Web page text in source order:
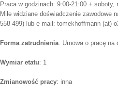
Praca w godzinach: 9:00-21:00 + soboty,
Mile widziane doświadczenie zawodowe
558-499) lub e-mail: tomekhoffmann (at)
Forma zatrudnienia: Umowa o pracę na
Wymiar etatu: 1
Zmianowość pracy: inna